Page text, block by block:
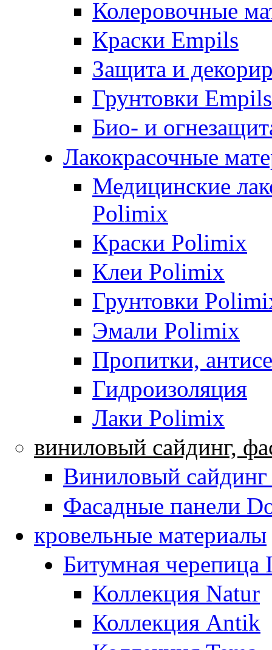
Колеровочные
Краски Empils
Защита и
Грунтовки Empils
Био- и
Лакокрасочные
Медицинские
Polimix
Краски Polimix
Клеи Polimix
Грунтовки
Эмали Polimix
Пропитки,
Гидроизоляция
Лаки Polimix
виниловый сайдинг,
Виниловый
Фасадные панели
кровельные материалы
Битумная черепица
Коллекция Natur
Коллекция Antik